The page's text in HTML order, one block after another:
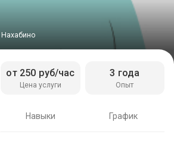
Нахабино
Цена услуги
от 250 руб/час
Опыт
3 года
Навыки График